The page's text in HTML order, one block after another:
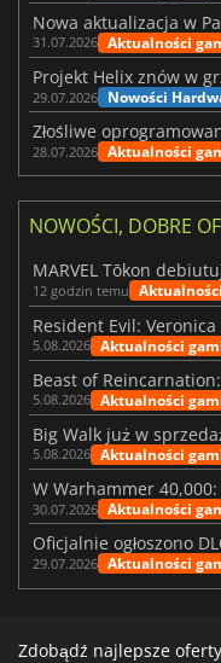
31.07.2026 Aktualności
29.07.2026 Nowości
28.07.2026 Aktualności
NOWOŚCI, DOBRE
12 godzin temu
5.08.2026 Aktualności
5.08.2026 Aktualności
5.08.2026 Aktualności
30.07.2026 Aktualności
Oficjalnie ogłoszono
29.07.2026 Aktualności
Zdobądź najlepsze